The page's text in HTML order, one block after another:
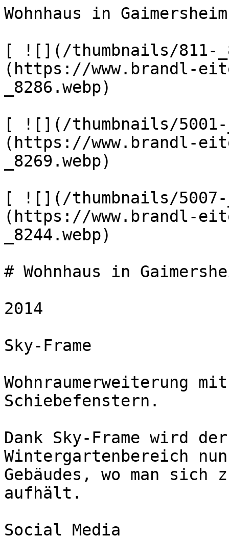
Wohnhaus in
[ ![](/thumbnails/811-
(https://www.brandl-
_8286.webp)
[ ![](/thumbnails/5001-
(https://www.brandl-
_8269.webp)
[ ![](/thumbnails/5007-
(https://www.brandl-
_8244.webp)
# Wohnhaus in
2014
Sky-Frame
Wohnraumerweiterung
Schiebefenstern.
Dank Sky-Frame wird
Wintergartenbereich
Gebäudes, wo man
aufhält.
Social Media